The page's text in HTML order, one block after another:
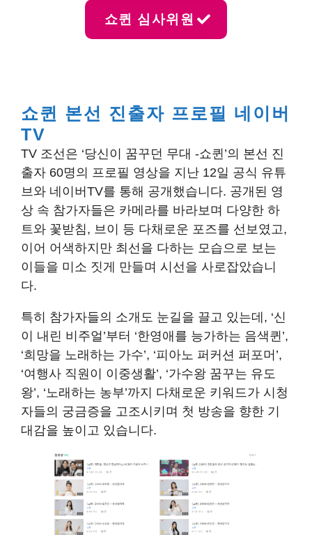
쇼퀸 심사위원
쇼퀸 본선 진출자 프로필 네이버
TV
TV 조선은 ‘당신이 꿈꾸던 무대 -쇼퀸’의 본선 진
출자 60명의 프로필 영상을 지난 12일 공식 유튜
브와 네이버TV를 통해 공개했습니다. 공개된 영
상 속 참가자들은 카메라를 바라보며 다양한 하
트와 꽃받침, 브이 등 다채로운 포즈를 선보였고,
이어 어색하지만 최선을 다하는 모습으로 보는
이들을 미소 짓게 만들며 시선을 사로잡았습니
다.
특히 참가자들의 소개도 눈길을 끌고 있는데, ‘신
이 내린 비주얼’부터 ‘한영애를 능가하는 음색퀸’,
‘희망을 노래하는 가수’, ‘피아노 퍼커션 퍼포머’,
‘여행사 직원이 이중생활’, ‘가수왕 꿈꾸는 유도
왕’, ‘노래하는 농부’까지 다채로운 키워드가 시청
자들의 궁금증을 고조시키며 첫 방송을 향한 기
대감을 높이고 있습니다.